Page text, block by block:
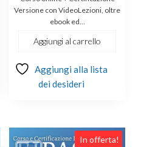
originale
era:
€244.00.
attuale
Versione con VideoLezioni, oltre
ebook ed…
Aggiungi al carrello
Aggiungi alla lista
dei desideri
In offerta!